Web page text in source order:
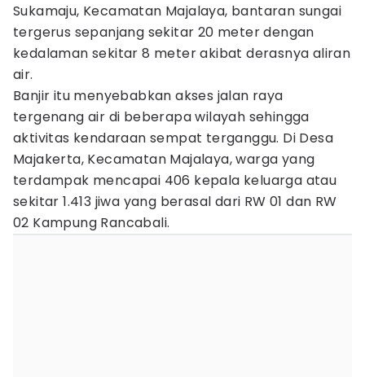
Sukamaju, Kecamatan Majalaya, bantaran sungai
tergerus sepanjang sekitar 20 meter dengan
kedalaman sekitar 8 meter akibat derasnya aliran
air.
Banjir itu menyebabkan akses jalan raya
tergenang air di beberapa wilayah sehingga
aktivitas kendaraan sempat terganggu. Di Desa
Majakerta, Kecamatan Majalaya, warga yang
terdampak mencapai 406 kepala keluarga atau
sekitar 1.413 jiwa yang berasal dari RW 01 dan RW
02 Kampung Rancabali.